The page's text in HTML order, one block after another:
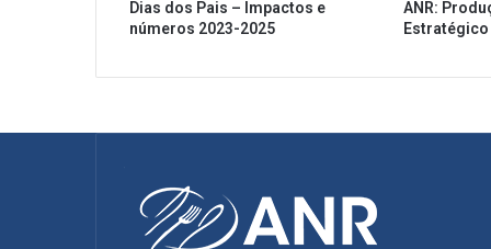
Dias dos Pais – Impactos e
números 2023-2025
ANR:
Estratégico